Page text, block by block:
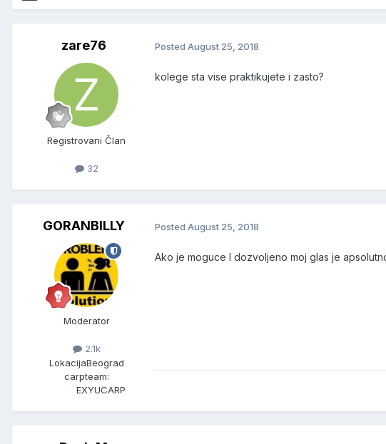
zare76
Registrovani Član
32
Posted August 25, 2018
kolege sta vise praktikujete i zasto?
GORANBILLY
Moderator
2.1k
LokacijaBeograd
carpteam:
EXYUCARP
Posted August 25, 2018
Ako je moguce I dozvoljeno moj glas je